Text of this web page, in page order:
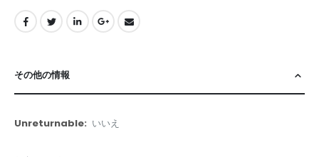
その他の情報
そ
いいえ